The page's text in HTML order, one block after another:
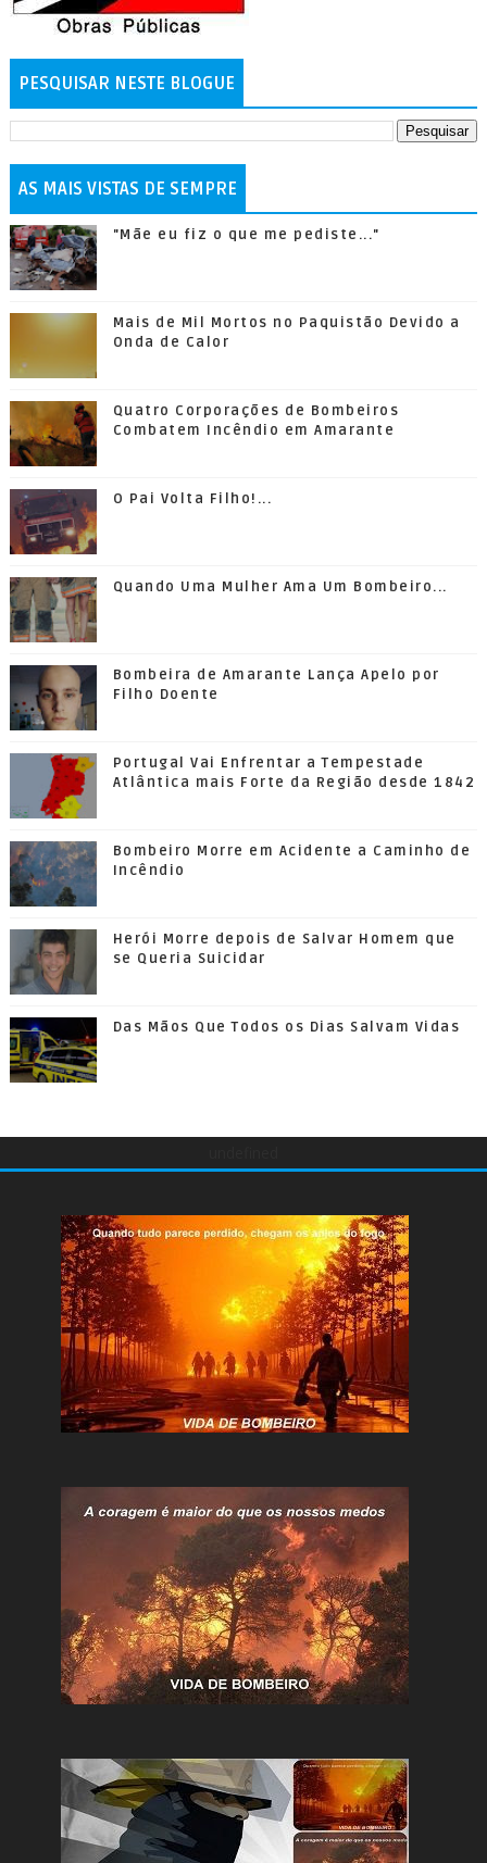
PESQUISAR NESTE BLOGUE
AS MAIS VISTAS DE SEMPRE
"Mãe eu fiz o que me pediste..."
Mais de Mil Mortos no Paquistão Devido a
Onda de Calor
Quatro Corporações de Bombeiros
Combatem Incêndio em Amarante
O Pai Volta Filho!...
Quando Uma Mulher Ama Um Bombeiro...
Bombeira de Amarante Lança Apelo por
Filho Doente
Portugal Vai Enfrentar a Tempestade
Atlântica mais Forte da Região desde 1842
Bombeiro Morre em Acidente a Caminho de
Incêndio
Herói Morre depois de Salvar Homem que
se Queria Suicidar
Das Mãos Que Todos os Dias Salvam Vidas